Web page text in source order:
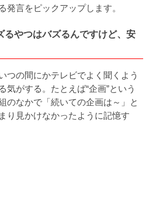
発言をピックアップします。
るやつはバズるんですけど、安
の間にかテレビでよく聞くよう
気がする。たとえば“企画”という
のなかで「続いての企画は～」と
り見かけなかったように記憶す